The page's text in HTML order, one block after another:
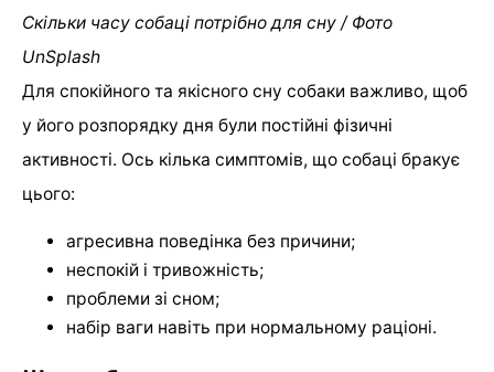
Скільки часу собаці потрібно для сну / Фото
UnSplash
Для спокійного та якісного сну собаки важливо, щоб
у його розпорядку дня були постійні фізичні
активності. Ось кілька симптомів, що собаці бракує
цього:
агресивна поведінка без причини;
неспокій і тривожність;
проблеми зі сном;
набір ваги навіть при нормальному раціоні.